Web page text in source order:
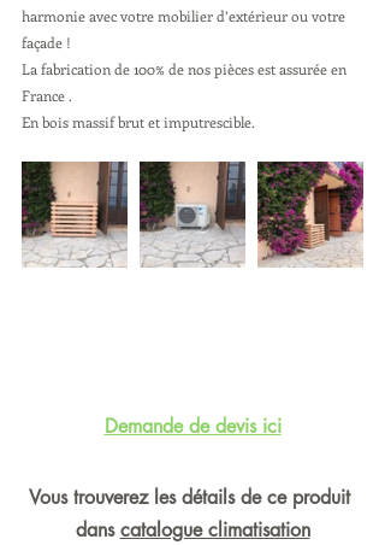
harmonie avec votre mobilier d’extérieur ou votre
façade !
La fabrication de 100% de nos pièces est assurée en
France .
En bois massif brut et imputrescible.
Demande de devis ici
Vous trouverez les détails de ce produit
dans catalogue climatisation